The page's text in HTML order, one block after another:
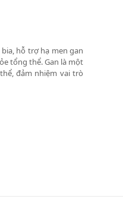
hỗ trợ hạ men gan
tổng thể. Gan là một
đảm nhiệm vai trò